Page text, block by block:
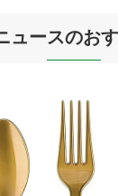
ュースのお